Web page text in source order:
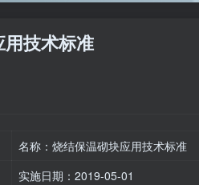
技术标准
名称：烧结保温砌块应用技术标准
实施日期：2019-05-01